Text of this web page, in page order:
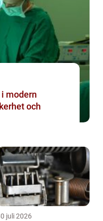
modern
juli 2026